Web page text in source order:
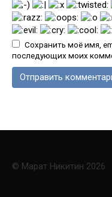
Сохранить моё имя,
последующих моих
© Марат Никитин 2026